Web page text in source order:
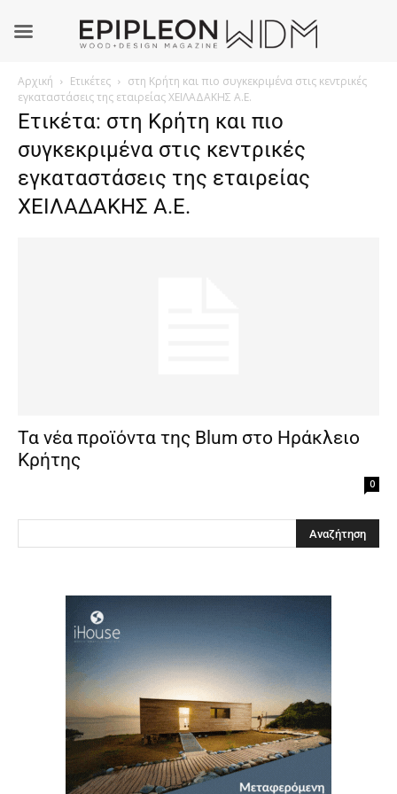
Αρχική Ετικέτες
στη Κρήτη και πιο συγκεκριμένα στις κεντρικές
εγκαταστάσεις της εταιρείας ΧΕΙΛΑΔΑΚΗΣ Α.Ε.
Ετικέτα: στη Κρήτη και πιο
συγκεκριμένα στις κεντρικές
εγκαταστάσεις της εταιρείας
ΧΕΙΛΑΔΑΚΗΣ Α.Ε.
Τα νέα προϊόντα της Βlum στο Ηράκλειο
Κρήτης
0